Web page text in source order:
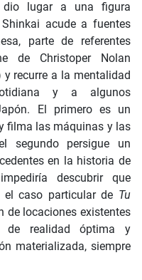
dio lugar a una figura
acude a fuentes
parte de referentes
de Christoper Nolan
recurre a la mentalidad
y a algunos
El primero es un
filma las máquinas y las
segundo persigue un
en la historia de
descubrir que
caso particular de Tu
de locaciones existentes
de realidad óptima y
materializada, siempre